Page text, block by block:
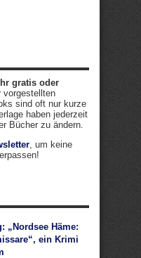
gratis oder
vorgestellten
sind oft nur kurze
haben jederzeit
Bücher zu ändern.
, um keine
„Nordsee Häme:
ein Krimi